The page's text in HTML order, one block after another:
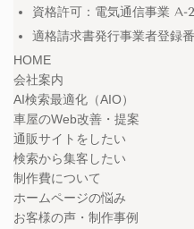
資格許可：電気通信事業 A-
適格請求書発行事業者登録番
HOME
会社案内
AI検索最適化（AIO）
車屋のWeb改善・提案
通販サイトをしたい
検索から集客したい
制作費について
ホームページの悩み
お客様の声・制作事例